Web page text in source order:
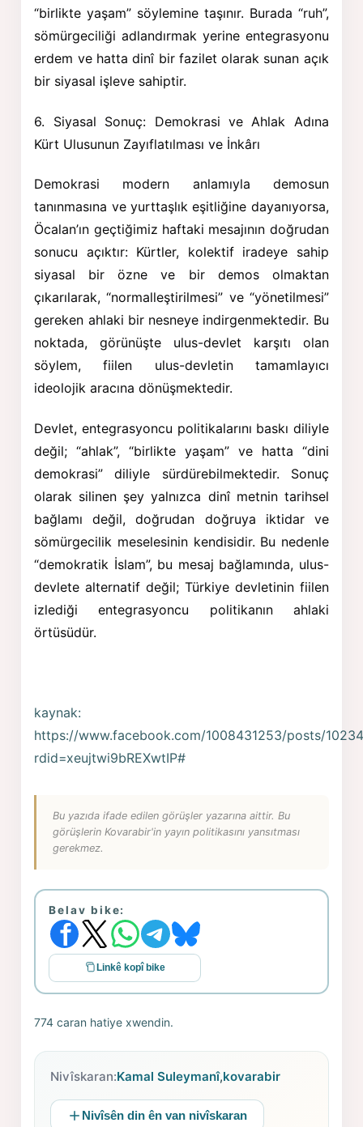
“birlikte yaşam” söylemine taşınır. Burada “ruh”,
sömürgeciliği adlandırmak yerine entegrasyonu
erdem ve hatta dinî bir fazilet olarak sunan açık
bir siyasal işleve sahiptir.
6. Siyasal Sonuç: Demokrasi ve Ahlak Adına
Kürt Ulusunun Zayıflatılması ve İnkârı
Demokrasi modern anlamıyla demosun
tanınmasına ve yurttaşlık eşitliğine dayanıyorsa,
Öcalan’ın geçtiğimiz haftaki mesajının doğrudan
sonucu açıktır: Kürtler, kolektif iradeye sahip
siyasal bir özne ve bir demos olmaktan
çıkarılarak, “normalleştirilmesi” ve “yönetilmesi”
gereken ahlaki bir nesneye indirgenmektedir. Bu
noktada, görünüşte ulus-devlet karşıtı olan
söylem, fiilen ulus-devletin tamamlayıcı
ideolojik aracına dönüşmektedir.
Devlet, entegrasyoncu politikalarını baskı diliyle
değil; “ahlak”, “birlikte yaşam” ve hatta “dini
demokrasi” diliyle sürdürebilmektedir. Sonuç
olarak silinen şey yalnızca dinî metnin tarihsel
bağlamı değil, doğrudan doğruya iktidar ve
sömürgecilik meselesinin kendisidir. Bu nedenle
“demokratik İslam”, bu mesaj bağlamında, ulus-
devlete alternatif değil; Türkiye devletinin fiilen
izlediği entegrasyoncu politikanın ahlaki
örtüsüdür.
kaynak:
https://www.facebook.com/1008431253/posts/
rdid=xeujtwi9bREXwtIP#
Bu yazıda ifade edilen görüşler yazarına aittir. Bu
görüşlerin Kovarabir'in yayın politikasını yansıtması
gerekmez.
Belav bike:
Linkê kopî bike
774 caran hatiye xwendin.
Nivîskaran:Kamal Suleymanî,kovarabir
Nivîsên din ên van nivîskaran